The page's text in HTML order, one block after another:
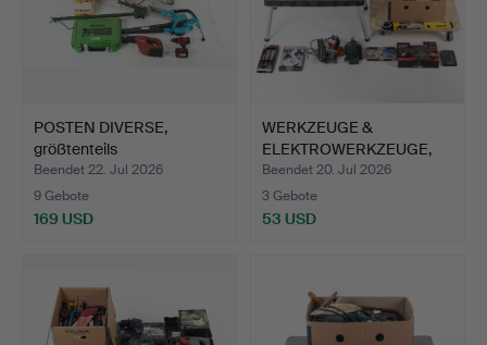
POSTEN DIVERSE,
größtenteils
Handmaschinen…
Beendet 22. Jul 2026
9 Gebote
169 USD
WERKZEUGE &
ELEKTROWERKZEUGE,
ein Posten.
Beendet 20. Jul 2026
3 Gebote
53 USD